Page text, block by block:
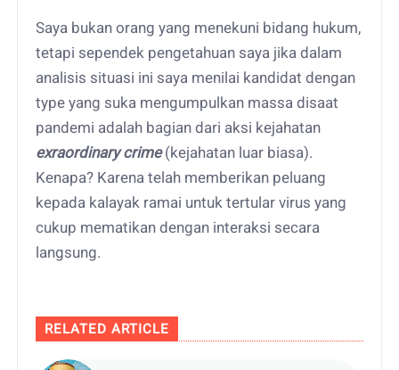
Saya bukan orang yang menekuni bidang hukum,
tetapi sependek pengetahuan saya jika dalam
analisis situasi ini saya menilai kandidat dengan
type yang suka mengumpulkan massa disaat
pandemi adalah bagian dari aksi kejahatan
exraordinary crime(kejahatan luar biasa).
Kenapa? Karena telah memberikan peluang
kepada kalayak ramai untuk tertular virus yang
cukup mematikan dengan interaksi secara
langsung.
RELATED ARTICLE